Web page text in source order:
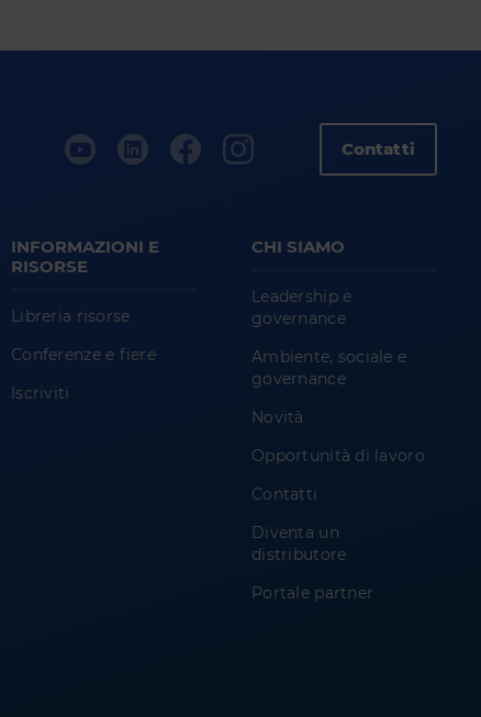
Contatti
INFORMAZIONI E
RISORSE
Libreria risorse
Conferenze e fiere
Iscriviti
CHI SIAMO
Leadership e
governance
Ambiente, sociale e
governance
Novità
Opportunità di lavoro
Contatti
Diventa un
distributore
Portale partner